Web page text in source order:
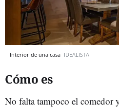
Interior de una casa IDEALISTA
Cómo es
No falta tampoco el comedor